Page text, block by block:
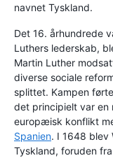
navnet Tyskland.
Det 16. århundrede
Luthers lederskab,
Martin Luther
diverse sociale
splittet. Kampen
det principielt var en
europæisk konflikt
Spanien. I 1648 blev
Tyskland, foruden